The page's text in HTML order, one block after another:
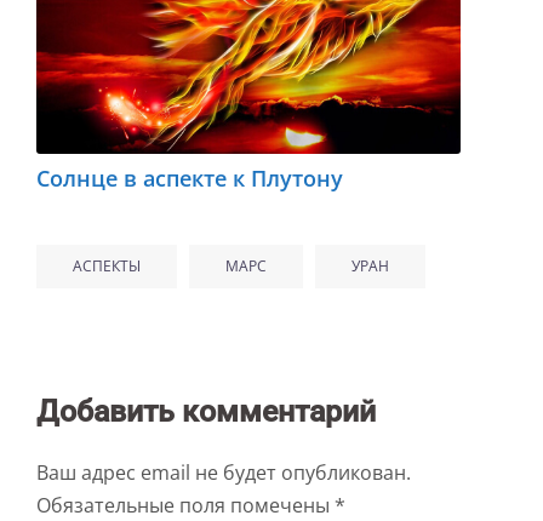
Солнце в аспекте к Плутону
АСПЕКТЫ МАРС УРАН
Добавить комментарий
Ваш адрес email не будет опубликован.
Обязательные поля помечены *